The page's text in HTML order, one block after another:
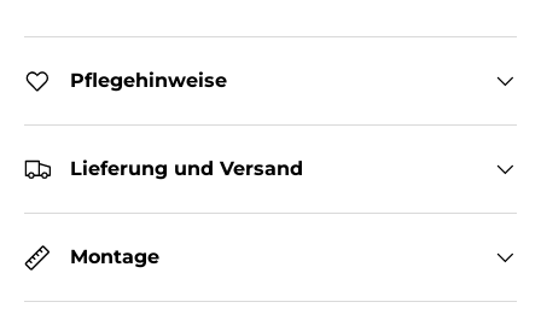
Pflegehinweise
Lieferung und Versand
Montage